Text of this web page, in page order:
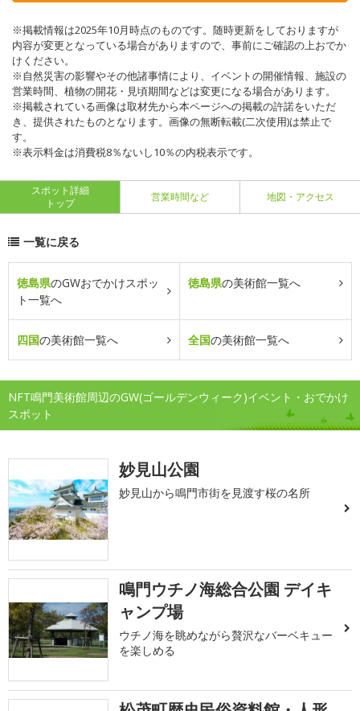
※掲載情報は2025年10月時点のものです。随時更新をしておりますが
内容が変更となっている場合がありますので、事前にご確認の上おでか
けください。
※自然災害の影響やその他諸事情により、イベントの開催情報、施設の
営業時間、植物の開花・見頃期間などは変更になる場合があります。
※掲載されている画像は取材先から本ページへの掲載の許諾をいただ
き、提供されたものとなります。画像の無断転載(二次使用)は禁止で
す。
※表示料金は消費税8％ないし10％の内税表示です。
スポット詳細
トップ
営業時間など 地図・アクセス
一覧に戻る
徳島県のGWおでかけスポッ
ト一覧へ
徳島県の美術館一覧へ
四国の美術館一覧へ 全国の美術館一覧へ
NFT鳴門美術館周辺のGW(ゴールデンウィーク)イベント・おでかけ
スポット
妙見山公園
妙見山から鳴門市街を見渡す桜の名所
鳴門ウチノ海総合公園 デイキ
ャンプ場
ウチノ海を眺めながら贅沢なバーベキュー
を楽しめる